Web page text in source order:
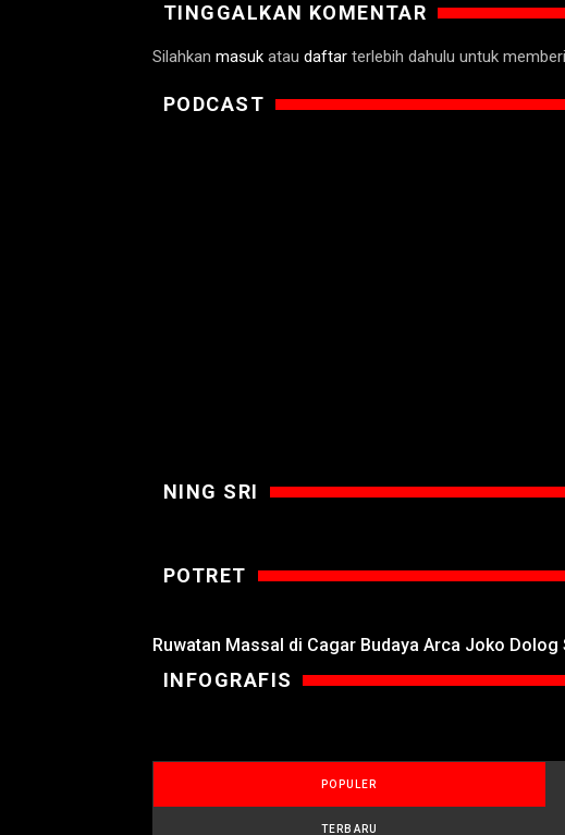
TINGGALKAN KOMENTAR
Silahkan masuk atau daftar terlebih dahulu untuk
PODCAST
NING SRI
POTRET
Ruwatan Massal di Cagar Budaya Arca Joko Dolog
INFOGRAFIS
POPULER
TERBARU